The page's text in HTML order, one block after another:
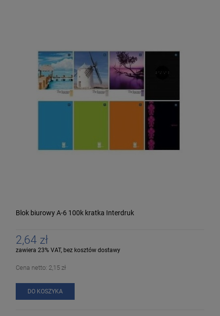
Blok biurowy A-6 100k kratka Interdruk
2,64 zł
zawiera 23% VAT, bez kosztów dostawy
Cena netto: 2,15 zł
DO KOSZYKA